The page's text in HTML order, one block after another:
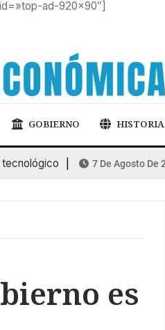
ad-920×90″]
GOBIERNO HISTORIA
7 De Agosto De 2026
es